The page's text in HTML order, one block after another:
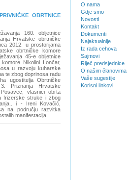
OBRTNICE
160. obljetnice
Hrvatske obrtničke
2012. u prostorijama
obrtničke komore
45-e obljetnice
Nikolini Lončar,
u razvoju kuharske
te zbog doprinosa radu
ugostitelja Obrtničke
Priznanja Hrvatske
vlasnici obrta
frizerske struke i zbog
i - Ireni Kovačić,
na području razvitka
manifestacija.
O nama
Gdje smo
Novosti
Kontakt
Dokumenti
Najaktualnije
Iz rada cehova
Sajmovi
Riječ predsjednice
O našim članovima
Vaše sugestije
Korisni linkovi